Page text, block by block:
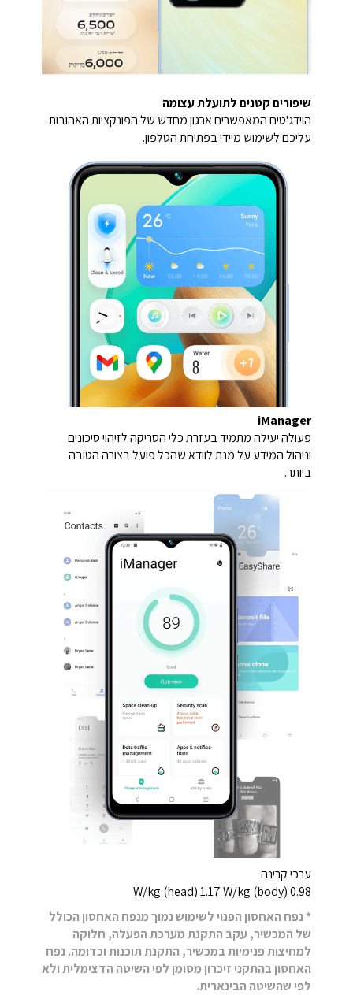
שיפורים קטנים לתועלת עצומה
הוידג'טים המאפשרים ארגון מחדש של הפונקציות האהובות
עליכם לשימוש מיידי בפתיחת הטלפון.
iManager
פעולה יעילה מתמיד בעזרת כלי הסריקה לזיהוי סיכונים
וניהול המידע על מנת לוודא שהכל פועל בצורה הטובה
ביותר.
ערכי קרינה
0.98 W/kg (head) 1.17 W/kg (body)
* נפח האחסון הפנוי לשימוש נמוך מנפח האחסון הכולל
של המכשיר, עקב התקנת מערכת הפעלה, חלוקה
למחיצות פנימיות במכשיר, התקנת תוכנות וכדומה. נפח
האחסון בהתקני זיכרון מסומן לפי השיטה הדצימלית ולא
לפי שהשיטה הבינארית.